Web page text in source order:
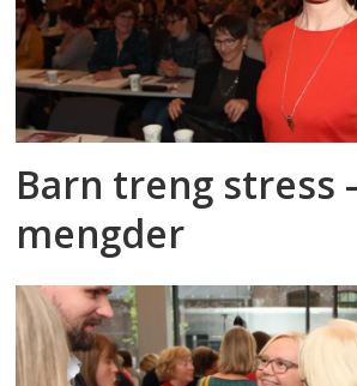
Barn treng stress
mengder